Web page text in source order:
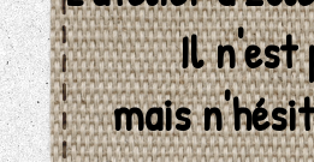
Il n'est
mais